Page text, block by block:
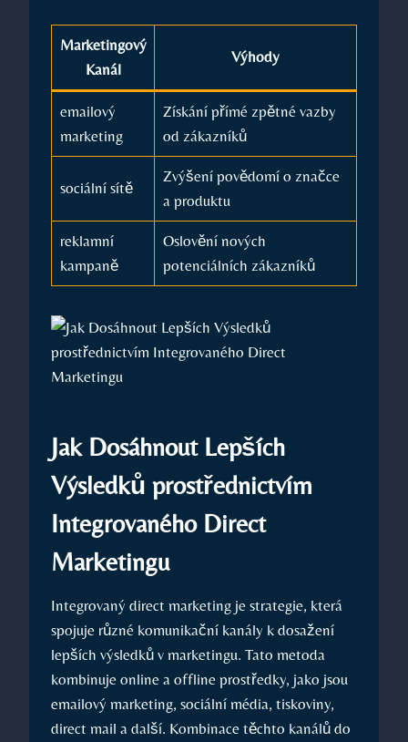
Marketingový
Kanál
Výhody
emailový
marketing
Získání přímé zpětné vazby
od zákazníků
sociální sítě
Zvýšení ⁣povědomí o značce
‌a produktu
reklamní
kampaně
Oslovění nových
potenciálních zákazníků
Jak Dosáhnout Lepších
Výsledků prostřednictvím
Integrovaného Direct
Marketingu
Integrovaný direct marketing je strategie, která
spojuje různé komunikační kanály k​ dosažení
lepších výsledků v marketingu. Tato metoda
kombinuje online a offline prostředky, jako ⁣jsou
emailový marketing, sociální média, tiskoviny,⁢
direct mail a další. Kombinace těchto kanálů do